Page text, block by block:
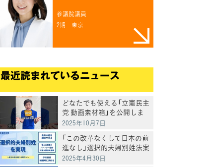
参議院議員
2期 東京
最近読まれているニュース
どなたでも使える「立憲民主
党 動画素材箱」を公開しま
した
2025年10月7日
「この改革なくして日本の前
進なし」選択的夫婦別姓法案
を提出
2025年4月30日